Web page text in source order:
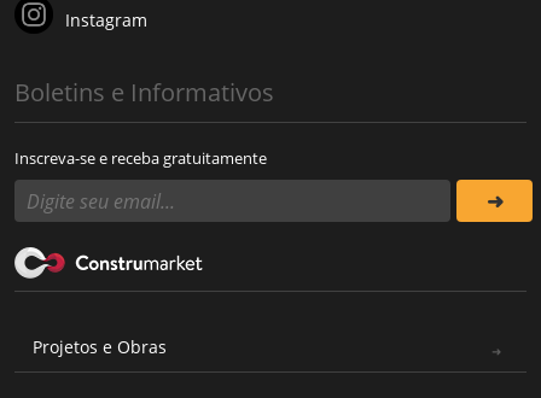
Instagram
Boletins e Informativos
Inscreva-se e receba gratuitamente
Projetos e Obras